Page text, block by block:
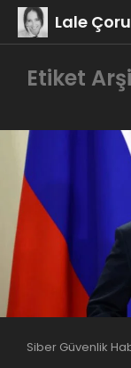
Lale
Etiket
Siber Güvenlik